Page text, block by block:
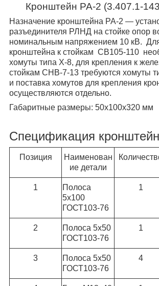
Кронштейн РА-2 (3.407.1-
Назначение кронштейна РА-2 ―
разъединителя РЛНД на стойке опор
номинальным напряжением 10 кВ.
кронштейна к стойкам СВ105-110
хомуты типа Х-8, для крепления к
стойкам СНВ-7-13 требуются хомуты
и поставка хомутов для крепления
осуществляются отдельно.
Габаритные размеры: 50х100х320 мм
Спецификация
Позиция
Наименован
ие детали
1
Полоса
5х100
ГОСТ103-76
1
2
Полоса 5х50
ГОСТ103-76
1
3
Полоса 5х50
ГОСТ103-76
4